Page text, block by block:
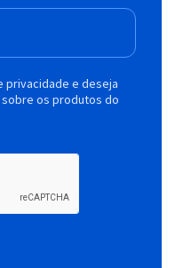
privacidade e deseja
os produtos do